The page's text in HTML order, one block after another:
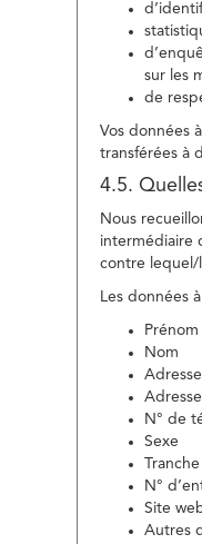
sur les
de
Vos données
transférées à
4.5.
Nous
intermédiaire
contre lequel/
Les données
Prénom
Nom
N° de
Sexe
N°
Site
Autres